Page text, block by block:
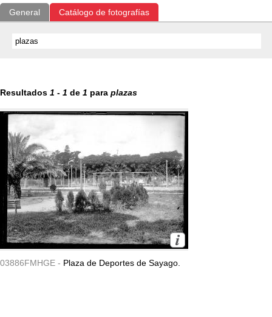
General Catálogo de fotografías
Resultados 1 - 1 de 1 para plazas
03886FMHGE - Plaza de Deportes de Sayago.